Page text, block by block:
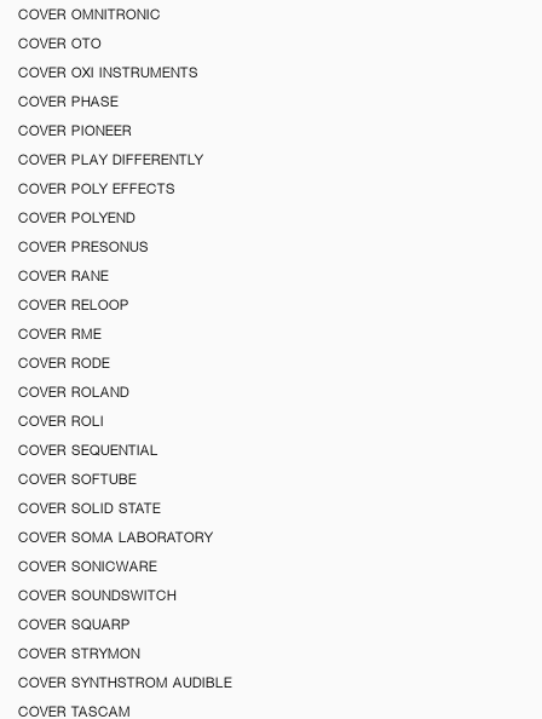
COVER OMNITRONIC
COVER OTO
COVER OXI INSTRUMENTS
COVER PHASE
COVER PIONEER
COVER PLAY DIFFERENTLY
COVER POLY EFFECTS
COVER POLYEND
COVER PRESONUS
COVER RANE
COVER RELOOP
COVER RME
COVER RODE
COVER ROLAND
COVER ROLI
COVER SEQUENTIAL
COVER SOFTUBE
COVER SOLID STATE
COVER SOMA LABORATORY
COVER SONICWARE
COVER SOUNDSWITCH
COVER SQUARP
COVER STRYMON
COVER SYNTHSTROM AUDIBLE
COVER TASCAM